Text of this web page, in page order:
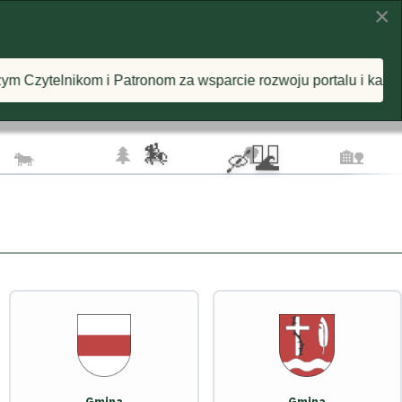
🦅 🦅 ☁️
🐄 🌲 🌲 🌳 🏡
🚴‍♂️
×
za wsparcie rozwoju portalu i każdą postawioną wirtualną